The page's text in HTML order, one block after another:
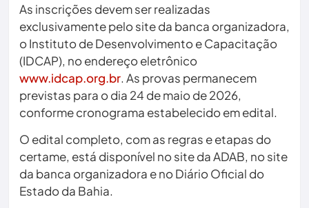
As inscrições devem ser realizadas
exclusivamente pelo site da banca organizadora,
o Instituto de Desenvolvimento e Capacitação
(IDCAP), no endereço eletrônico
www.idcap.org.br. As provas permanecem
previstas para o dia 24 de maio de 2026,
conforme cronograma estabelecido em edital.
O edital completo, com as regras e etapas do
certame, está disponível no site da ADAB, no site
da banca organizadora e no Diário Oficial do
Estado da Bahia.